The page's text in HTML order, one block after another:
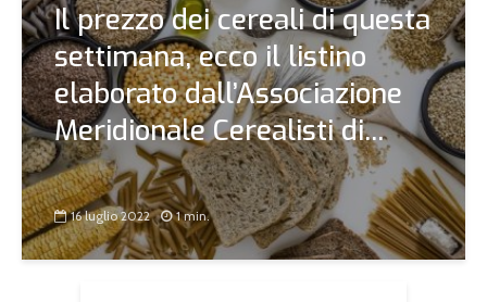
Il prezzo dei cereali di questa
settimana, ecco il listino
elaborato dall’Associazione
Meridionale Cerealisti di...
16 luglio 2022 1 min.